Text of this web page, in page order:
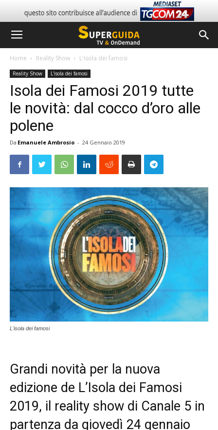
Home Reality Show L'isola dei famosi
Reality Show L'isola dei famosi
Isola dei Famosi 2019 tutte
le novità: dal cocco d’oro alle
polene
Da Emanuele Ambrosio - 24 Gennaio 2019
L'isola dei famosi
Grandi novità per la nuova
edizione de L’Isola dei Famosi
2019, il reality show di Canale 5 in
partenza da giovedì 24 gennaio